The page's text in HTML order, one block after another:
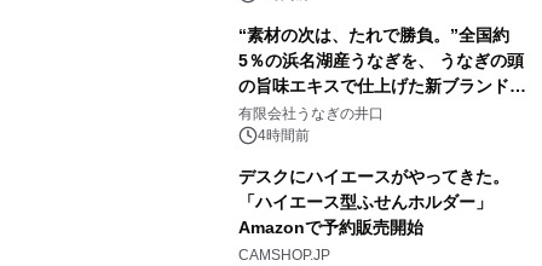
“素材の次は、たれで勝負。”全国約
5％の浜名湖産うなぎを、 うなぎの頭
の旨味エキスで仕上げた新ブランド
「井口の誉」誕生
有限会社うなぎの井口
4時間前
デスクにハイエースがやってきた。
「ハイエース型ふせんホルダー」
Amazonで予約販売開始
CAMSHOP.JP